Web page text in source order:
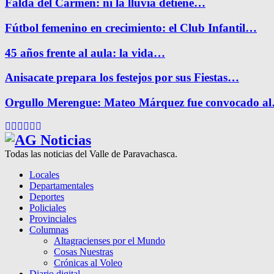
Falda del Carmen: ni la lluvia detiene…
Fútbol femenino en crecimiento: el Club Infantil…
45 años frente al aula: la vida…
Anisacate prepara los festejos por sus Fiestas…
Orgullo Merengue: Mateo Márquez fue convocado
Facebook
Twitter
Instagram
Pinterest
Google
Todas las noticias del Valle de Paravachasca.
Locales
Departamentales
Deportes
Policiales
Provinciales
Columnas
Altagracienses por el Mundo
Cosas Nuestras
Crónicas al Voleo